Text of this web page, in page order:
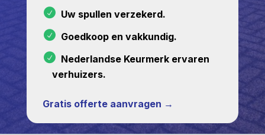
Uw spullen verzekerd.
Goedkoop en vakkundig.
Nederlandse Keurmerk ervaren
verhuizers.
Gratis offerte aanvragen →